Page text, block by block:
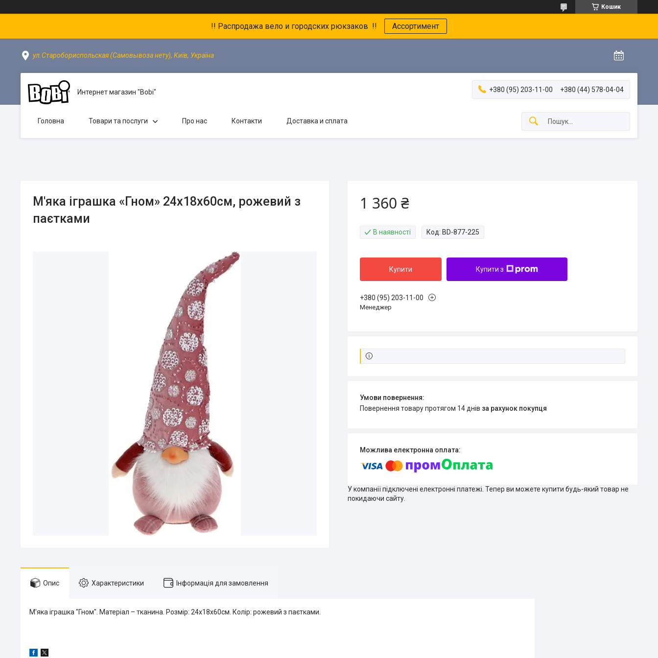
Кошик
!! Распродажа вело и городских рюкзаков !! Ассортимент
ул.Старобориспольская (Самовывоза нету), Київ, Україна
Интернет магазин "Bobi" +380 (95) 203-11-00 +380 (44) 578-04-04
Головна Товари та послуги Про нас Контакти Доставка и сплата
М'яка іграшка «Гном» 24х18х60см, рожевий з
паєтками
1 360 ₴
В наявності Код: BD-877-225
Купити Купити з
+380 (95) 203-11-00
Менеджер
повернення товару протягом 14 днів за рахунок покупця
У компанії підключені електронні платежі. Тепер ви можете купити будь-який товар не
покидаючи сайту.
Опис Характеристики Інформація для замовлення
М'яка іграшка "Гном". Матеріал – тканина. Розмір: 24х18х60см. Колір: рожевий з паєтками.